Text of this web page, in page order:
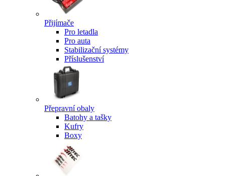
Přijímače
Pro letadla
Pro auta
Stabilizační systémy
Příslušenství
Přepravní obaly
Batohy a tašky
Kufry
Boxy